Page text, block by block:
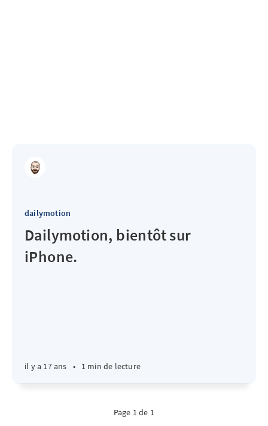
dailymotion
Dailymotion, bientôt sur
iPhone.
il y a 17 ans • 1 min de lecture
Page 1 de 1